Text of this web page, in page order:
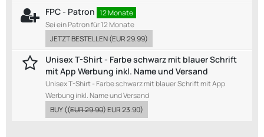
FPC - Patron 12 Monate
Sei ein Patron für 12 Monate
JETZT BESTELLEN(EUR 29.99)
Unisex T-Shirt - Farbe schwarz mit blauer Schrift
mit App Werbung inkl. Name und Versand
Unisex T-Shirt - Farbe schwarz mit blauer Schrift mit App
Werbung inkl. Name und Versand
BUY((EUR 29.90)EUR 23.90)